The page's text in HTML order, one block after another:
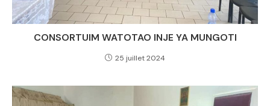
CONSORTUIM WATOTAO INJE YA MUNGOTI
25 juillet 2024